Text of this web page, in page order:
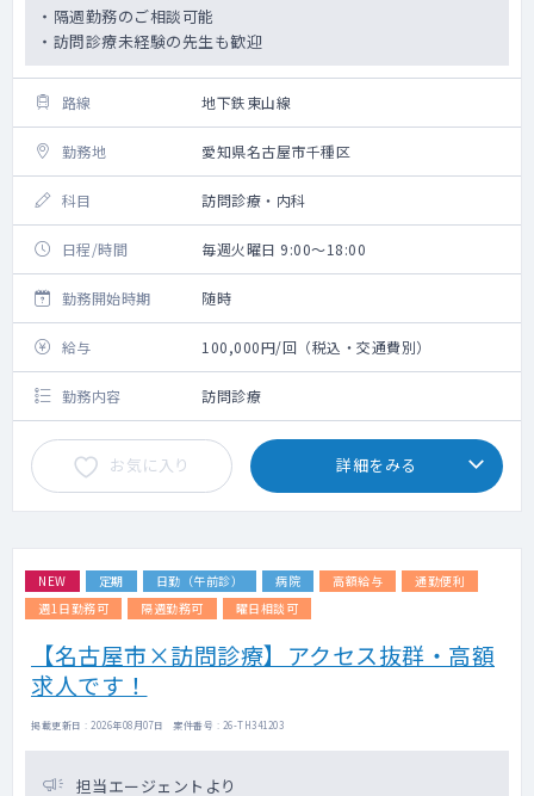
・隔週勤務のご相談可能
・訪問診療未経験の先生も歓迎
路線 地下鉄東山線
勤務地 愛知県名古屋市千種区
科目 訪問診療・内科
日程/時間 毎週火曜日 9:00～18:00
勤務開始時期 随時
給与 100,000円/回（税込・交通費別）
勤務内容 訪問診療
お気に入り 詳細をみる
NEW 定期 日勤（午前診） 病院 高額給与
通勤便利
週1日勤務可
隔週勤務可 曜日相談可
【名古屋市×訪問診療】アクセス抜群・高額
求人です！
掲載更新日 : 2026年08月07日 案件番号 : 26-TH341203
担当エージェントより